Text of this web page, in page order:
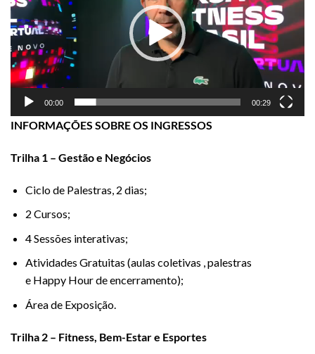
00:00 00:29
INFORMAÇÕES SOBRE OS INGRESSOS
Trilha 1 – Gestão e Negócios
Ciclo de Palestras, 2 dias;
2 Cursos;
4 Sessões interativas;
Atividades Gratuitas (aulas coletivas , palestras
e Happy Hour de encerramento);
Área de Exposição.
Trilha 2 – Fitness, Bem-Estar e Esportes